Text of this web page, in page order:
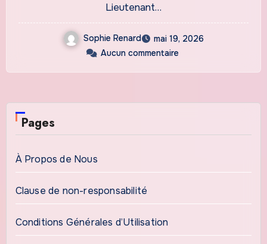
Lieutenant…
Sophie Renard
mai 19, 2026
Aucun commentaire
Pages
À Propos de Nous
Clause de non-responsabilité
Conditions Générales d’Utilisation